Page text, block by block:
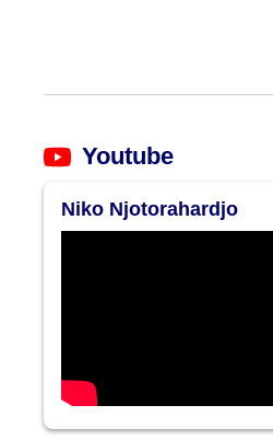
Youtube
Niko Njotorahardjo